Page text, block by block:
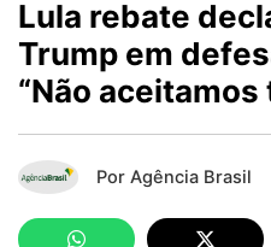
Lula rebate
Trump em
“Não aceitamos
Por Agência Brasil